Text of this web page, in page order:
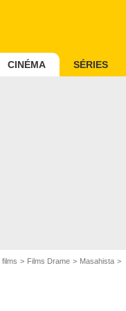
CINÉMA SÉRIES
films Films Drame Masahista